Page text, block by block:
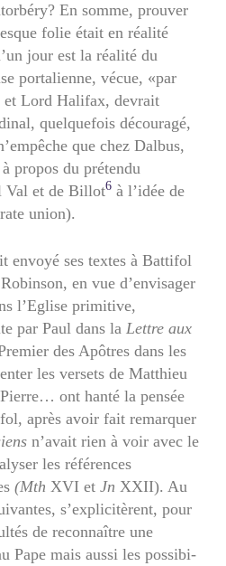
En somme, prouver
folie était en réalité
jour est la réalité du
portalienne, vécue, «par
et Lord Halifax, devrait
quelquefois découragé,
que chez Dalbus,
propos du prétendu
Val et de Billot6à l’idée de
union).
envoyé ses textes à Battifol
en vue d’envisager
l’Eglise primitive,
par Paul dans la Lettre aux
des Apôtres dans les
les versets de Matthieu
ont hanté la pensée
après avoir fait remarquer
n’avait rien à voir avec le
les références
(Mth XVI et Jn XXII). Au
s’explicitèrent, pour
de reconnaître une
Pape mais aussi les possibi­